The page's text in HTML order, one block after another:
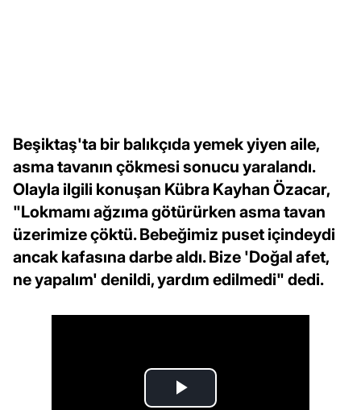
Beşiktaş'ta bir balıkçıda yemek yiyen aile,
asma tavanın çökmesi sonucu yaralandı.
Olayla ilgili konuşan Kübra Kayhan Özacar,
"Lokmamı ağzıma götürürken asma tavan
üzerimize çöktü. Bebeğimiz puset içindeydi
ancak kafasına darbe aldı. Bize 'Doğal afet,
ne yapalım' denildi, yardım edilmedi" dedi.